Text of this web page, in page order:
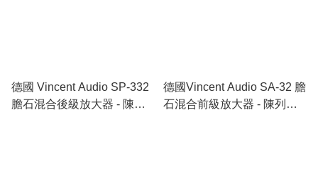
德國 Vincent Audio SP-332
膽石混合後級放大器 - 陳列
德國Vincent Audio SA-32 膽
石混合前級放大器 - 陳列品